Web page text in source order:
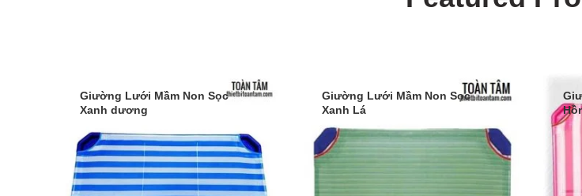
Giường Lưới Mầm Non Sọc
Xanh dương
Giường Lưới Mầm Non Sọc
Xanh Lá